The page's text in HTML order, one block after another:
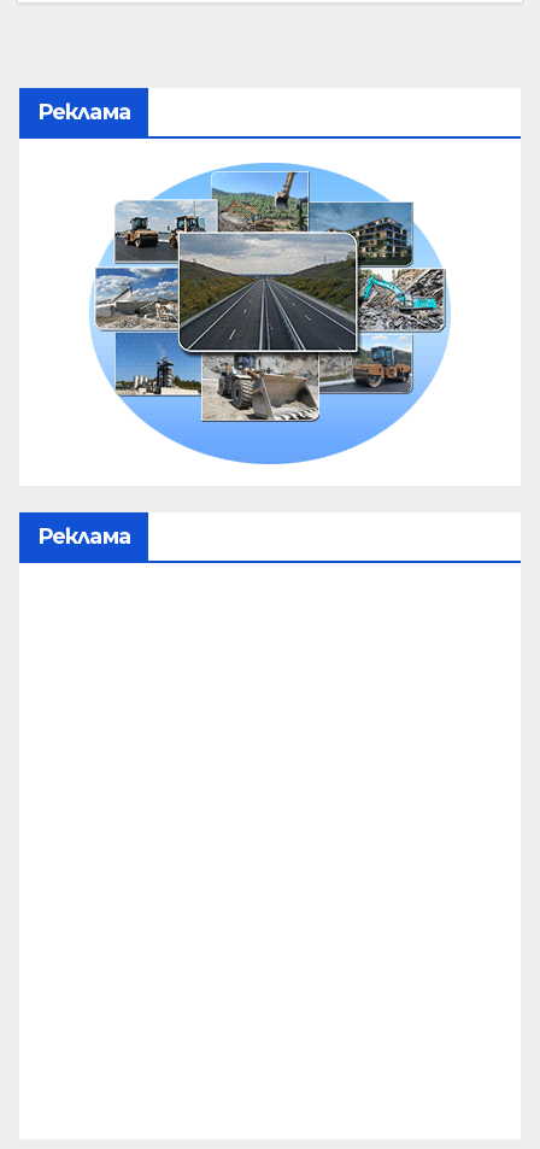
Реклама
Реклама